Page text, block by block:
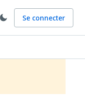
Se connecter